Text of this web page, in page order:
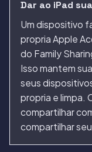
Dar ao iPad
Um dispositivo
propria Apple
do Family
Isso mantem
seus
propria e limpa.
compartilhar
compartilhar